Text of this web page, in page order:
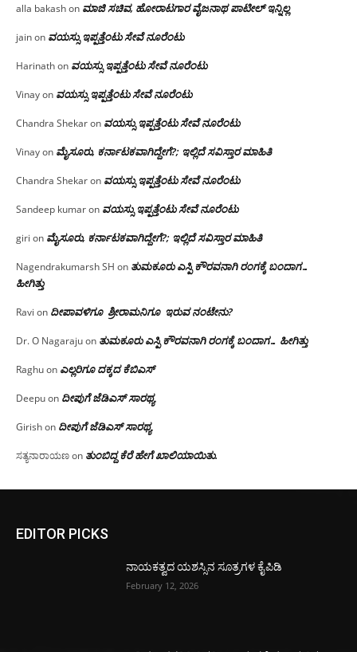
alla bakashon ಮಾಜಿ ಸಚಿವ, ಹೋರಾಟಗಾರ ವೈಜನಾಥ ಪಾಟೀಲ್ ಇನ್ನಿಲ್ಲ
jainon ವಯಸ್ಸು ಇಪ್ಪತ್ತೆಂಟು ಸೇವೆ ನೂರೆಂಟು
Harinathon ವಯಸ್ಸು ಇಪ್ಪತ್ತೆಂಟು ಸೇವೆ ನೂರೆಂಟು
Vinayon ವಯಸ್ಸು ಇಪ್ಪತ್ತೆಂಟು ಸೇವೆ ನೂರೆಂಟು
Chandra Shekaron ವಯಸ್ಸು ಇಪ್ಪತ್ತೆಂಟು ಸೇವೆ ನೂರೆಂಟು
Vinayon ಮೈಸೂರು, ಕರ್ನಾಟಕವಾಗಿದ್ದೇಗೆ?; ಇಲ್ಲಿದೆ ಸವಿಸ್ತಾರ ಮಾಹಿತಿ
Chandra Shekaron ವಯಸ್ಸು ಇಪ್ಪತ್ತೆಂಟು ಸೇವೆ ನೂರೆಂಟು
Sandeep kumaron ವಯಸ್ಸು ಇಪ್ಪತ್ತೆಂಟು ಸೇವೆ ನೂರೆಂಟು
giri on ಮೈಸೂರು, ಕರ್ನಾಟಕವಾಗಿದ್ದೇಗೆ?; ಇಲ್ಲಿದೆ ಸವಿಸ್ತಾರ ಮಾಹಿತಿ
Nagendrakumarsh SH on ತುಮಕೂರು ಎಸ್ಪಿ ಕೌರವನಾಗಿ ರಂಗಕ್ಕೆ ಬಂದಾಗ…
ಹೀಗಿತ್ತು
Ravi on ದೀಪಾವಳಿಗೂ ಶ್ರೀರಾಮನಿಗೂ ಇರುವ ನಂಟೇನು?
Dr. O Nagarajuon ತುಮಕೂರು ಎಸ್ಪಿ ಕೌರವನಾಗಿ ರಂಗಕ್ಕೆ ಬಂದಾಗ… ಹೀಗಿತ್ತು
Raghuon ಎಲ್ಲರಿಗೂ ದಕ್ಕದ ಕೆಬಿಎಸ್
Deepuon ದೀಪುಗೆ ಜೆಡಿಎಸ್ ಸಾರಥ್ಯ
Girishon ದೀಪುಗೆ ಜೆಡಿಎಸ್ ಸಾರಥ್ಯ
ಸತ್ಯನಾರಾಯಣon ತುಂಬಿದ್ದ ಕೆರೆ ಹೇಗೆ ಖಾಲಿಯಾಯಿತು.
EDITOR PICKS
ನಾಯಕತ್ವದ ಯಶಸ್ಸಿನ ಸೂತ್ರಗಳ ಕೈಪಿಡಿ
February 12, 2026